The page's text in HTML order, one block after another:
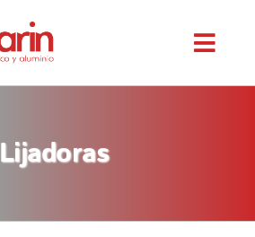
Lijadoras